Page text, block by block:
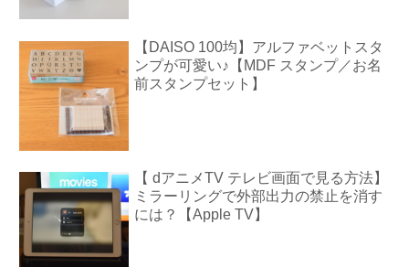
【DAISO 100均】アルファベットスタ
ンプが可愛い♪【MDF スタンプ／お名
前スタンプセット】
【 dアニメTV テレビ画面で見る方法】
ミラーリングで外部出力の禁止を消す
には？【Apple TV】